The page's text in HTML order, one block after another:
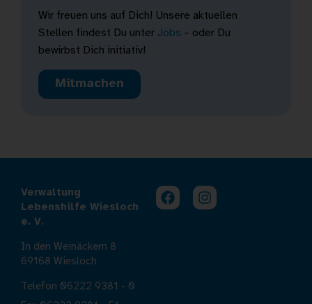
Wir freuen uns auf Dich! Unsere aktuellen
Stellen findest Du unter Jobs – oder Du
bewirbst Dich initiativ!
Mitmachen
Verwaltung
Lebenshilfe Wiesloch
e. V.
In den Weinäckern 8
69168 Wiesloch
Telefon 06222 9381 - 0